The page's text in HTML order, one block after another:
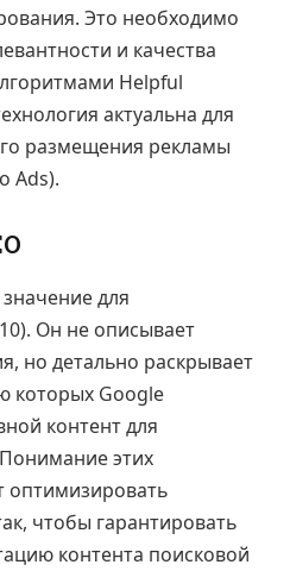
Это необходимо
и качества
Helpful
актуальна для
размещения рекламы
Ads).
для
Он не описывает
но детально раскрывает
которых Google
контент для
этих
оптимизировать
чтобы гарантировать
контента поисковой